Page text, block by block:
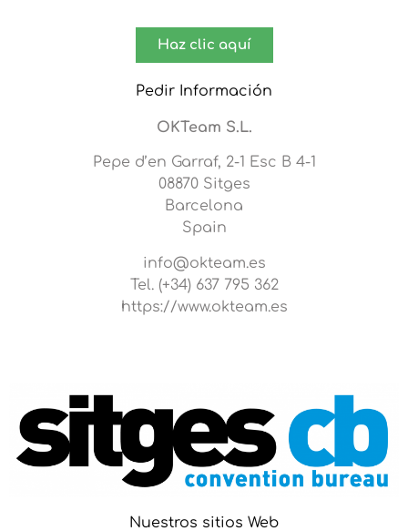
Haz clic aquí
Pedir Información
OKTeam S.L.
Pepe d’en Garraf, 2-1 Esc B 4-1
08870 Sitges
Barcelona
Spain
info@okteam.es
Tel. (+34) 637 795 362
https://www.okteam.es
Nuestros sitios Web